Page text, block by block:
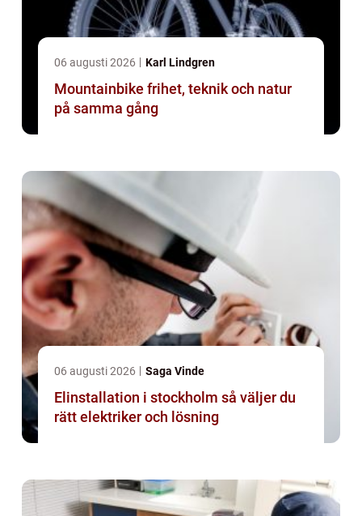
06 augusti 2026 Karl Lindgren
Mountainbike frihet, teknik och natur
på samma gång
06 augusti 2026 Saga Vinde
Elinstallation i stockholm så väljer du
rätt elektriker och lösning